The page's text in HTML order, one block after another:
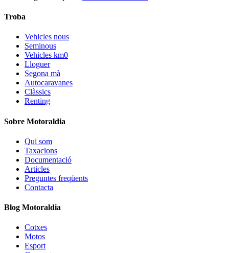
Troba
Vehicles nous
Seminous
Vehicles km0
Lloguer
Segona mà
Autocaravanes
Clàssics
Renting
Sobre Motoraldia
Qui som
Taxacions
Documentació
Articles
Preguntes freqüents
Contacta
Blog Motoraldia
Cotxes
Motos
Esport